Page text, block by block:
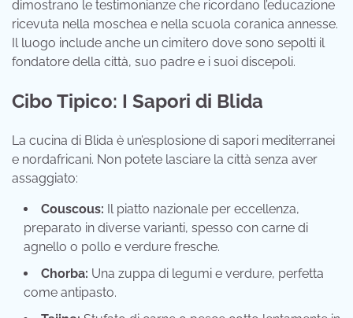
dimostrano le testimonianze che ricordano l’educazione
ricevuta nella moschea e nella scuola coranica annesse.
Il luogo include anche un cimitero dove sono sepolti il
fondatore della città, suo padre e i suoi discepoli.
Cibo Tipico: I Sapori di Blida
La cucina di Blida è un’esplosione di sapori mediterranei
e nordafricani. Non potete lasciare la città senza aver
assaggiato:
Couscous: Il piatto nazionale per eccellenza,
preparato in diverse varianti, spesso con carne di
agnello o pollo e verdure fresche.
Chorba: Una zuppa di legumi e verdure, perfetta
come antipasto.